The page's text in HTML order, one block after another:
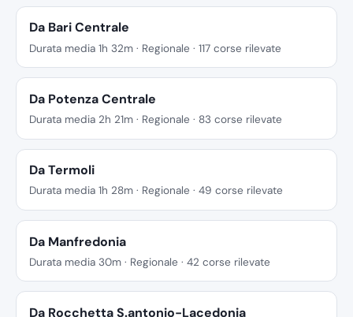
Da Bari Centrale
Durata media 1h 32m · Regionale · 117 corse rilevate
Da Potenza Centrale
Durata media 2h 21m · Regionale · 83 corse rilevate
Da Termoli
Durata media 1h 28m · Regionale · 49 corse rilevate
Da Manfredonia
Durata media 30m · Regionale · 42 corse rilevate
Da Rocchetta S.antonio-Lacedonia